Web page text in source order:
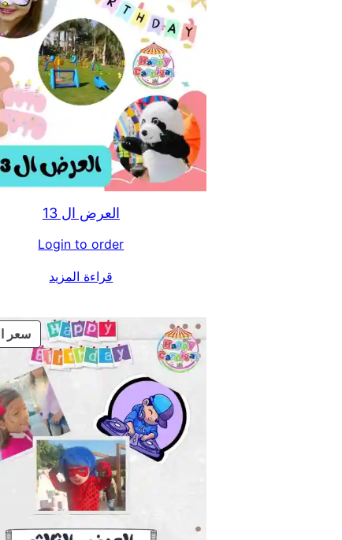
العرض ال 13
Login to order
قراءة المزيد
سعر